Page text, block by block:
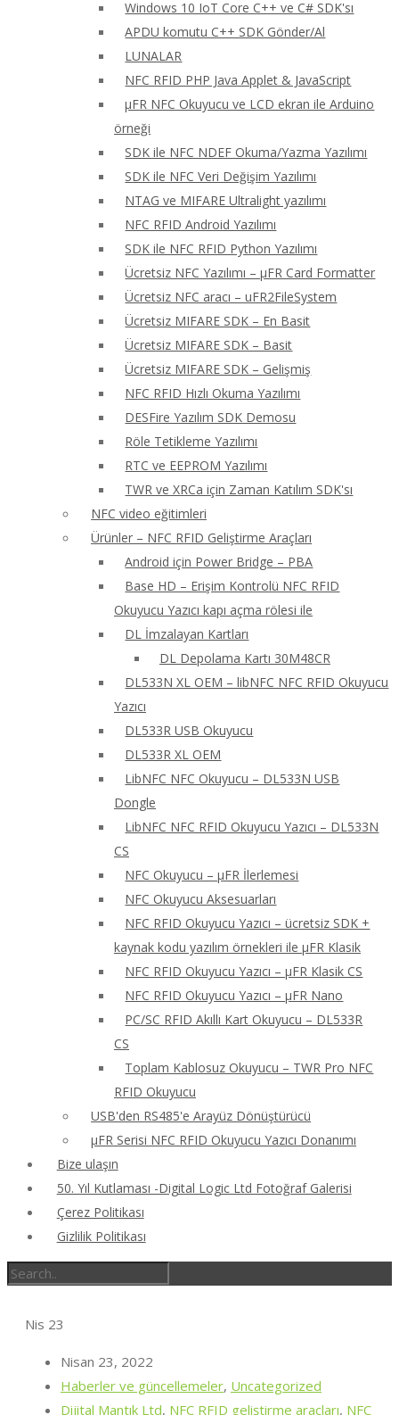
Windows 10 IoT Core C++ ve C# SDK'sı
APDU komutu C++ SDK Gönder/Al
LUNALAR
NFC RFID PHP Java Applet & JavaScript
μFR NFC Okuyucu ve LCD ekran ile Arduino
örneği
SDK ile NFC NDEF Okuma/Yazma Yazılımı
SDK ile NFC Veri Değişim Yazılımı
NTAG ve MIFARE Ultralight yazılımı
NFC RFID Android Yazılımı
SDK ile NFC RFID Python Yazılımı
Ücretsiz NFC Yazılımı – μFR Card Formatter
Ücretsiz NFC aracı – uFR2FileSystem
Ücretsiz MIFARE SDK – En Basit
Ücretsiz MIFARE SDK – Basit
Ücretsiz MIFARE SDK – Gelişmiş
NFC RFID Hızlı Okuma Yazılımı
DESFire Yazılım SDK Demosu
Röle Tetikleme Yazılımı
RTC ve EEPROM Yazılımı
TWR ve XRCa için Zaman Katılım SDK'sı
NFC video eğitimleri
Ürünler – NFC RFID Geliştirme Araçları
Android için Power Bridge – PBA
Base HD – Erişim Kontrolü NFC RFID
Okuyucu Yazıcı kapı açma rölesi ile
DL İmzalayan Kartları
DL Depolama Kartı 30M48CR
DL533N XL OEM – libNFC NFC RFID Okuyucu
Yazıcı
DL533R USB Okuyucu
DL533R XL OEM
LibNFC NFC Okuyucu – DL533N USB
Dongle
LibNFC NFC RFID Okuyucu Yazıcı – DL533N
CS
NFC Okuyucu – μFR İlerlemesi
NFC Okuyucu Aksesuarları
NFC RFID Okuyucu Yazıcı – ücretsiz SDK +
kaynak kodu yazılım örnekleri ile μFR Klasik
NFC RFID Okuyucu Yazıcı – μFR Klasik CS
NFC RFID Okuyucu Yazıcı – μFR Nano
PC/SC RFID Akıllı Kart Okuyucu – DL533R
CS
Toplam Kablosuz Okuyucu – TWR Pro NFC
RFID Okuyucu
USB'den RS485'e Arayüz Dönüştürücü
μFR Serisi NFC RFID Okuyucu Yazıcı Donanımı
Bize ulaşın
50. Yıl Kutlaması -Digital Logic Ltd Fotoğraf Galerisi
Çerez Politikası
Gizlilik Politikası
Nis 23
Nisan 23, 2022
Haberler ve güncellemeler, Uncategorized
Dijital Mantık Ltd, NFC RFID geliştirme araçları, NFC